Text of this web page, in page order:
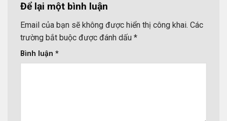
Để lại một bình luận
Email của bạn sẽ không được hiển thị công khai. Các
trường bắt buộc được đánh dấu *
Bình luận *